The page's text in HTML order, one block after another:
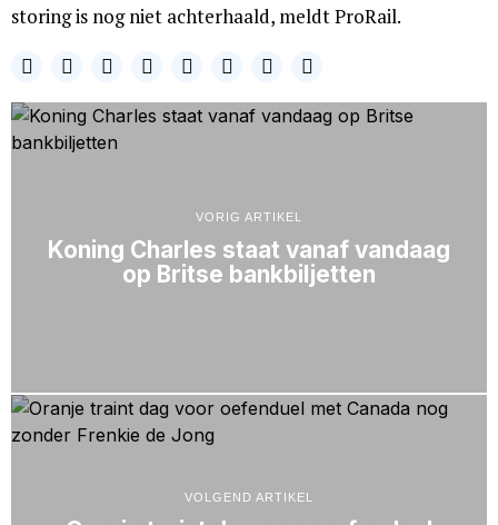
storing is nog niet achterhaald, meldt ProRail.
VORIG ARTIKEL
Koning Charles staat vanaf vandaag
op Britse bankbiljetten
VOLGEND ARTIKEL